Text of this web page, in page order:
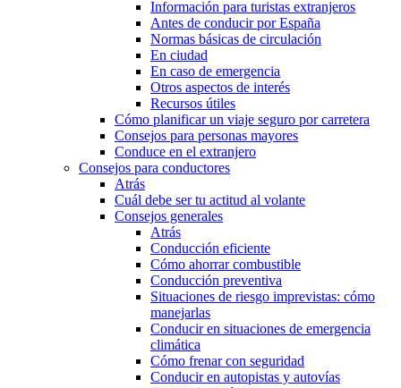
Información para turistas extranjeros
Antes de conducir por España
Normas básicas de circulación
En ciudad
En caso de emergencia
Otros aspectos de interés
Recursos útiles
Cómo planificar un viaje seguro por carretera
Consejos para personas mayores
Conduce en el extranjero
Consejos para conductores
Atrás
Cuál debe ser tu actitud al volante
Consejos generales
Atrás
Conducción eficiente
Cómo ahorrar combustible
Conducción preventiva
Situaciones de riesgo imprevistas: cómo
manejarlas
Conducir en situaciones de emergencia
climática
Cómo frenar con seguridad
Conducir en autopistas y autovías